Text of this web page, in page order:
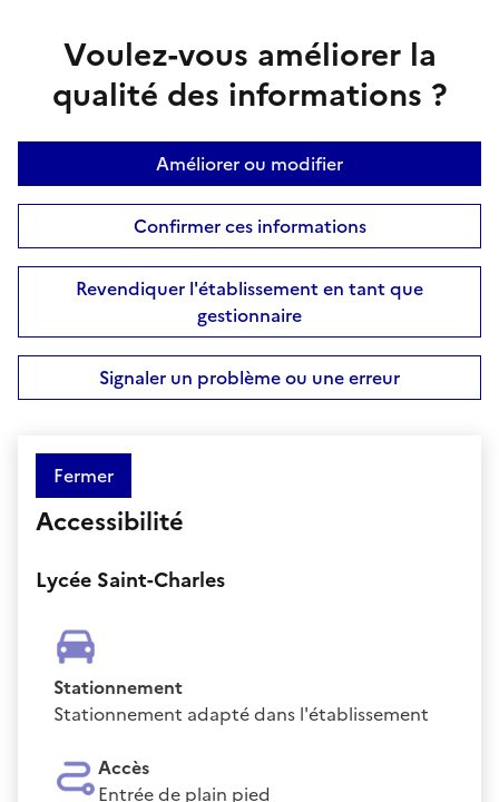
Voulez-vous améliorer la
qualité des informations ?
Améliorer ou modifier
Confirmer ces informations
Revendiquer l'établissement en tant que
gestionnaire
Signaler un problème ou une erreur
Fermer
Accessibilité
Lycée Saint-Charles
Stationnement
Stationnement adapté dans l'établissement
Accès
Entrée de plain pied